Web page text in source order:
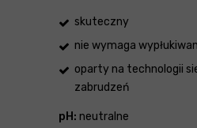
skuteczny
nie wymaga
oparty na technologii
zabrudzeń
pH: neutralne